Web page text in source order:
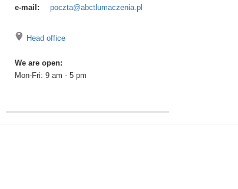
e-mail:
poczta@abctlumaczenia.pl
Head office
We are open:
Mon-Fri: 9 am - 5 pm